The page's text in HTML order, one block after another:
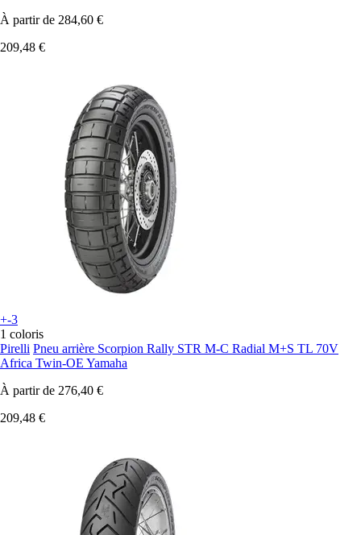
À partir de 284,60 €
209,48 €
+-3
1 coloris
Pirelli Pneu arrière Scorpion Rally STR M-C Radial M+S TL 70V
Africa Twin-OE Yamaha
À partir de 276,40 €
209,48 €